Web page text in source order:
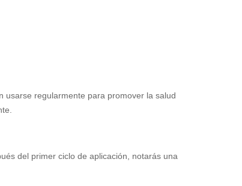
regularmente para promover la salud
del primer ciclo de aplicación, notarás una